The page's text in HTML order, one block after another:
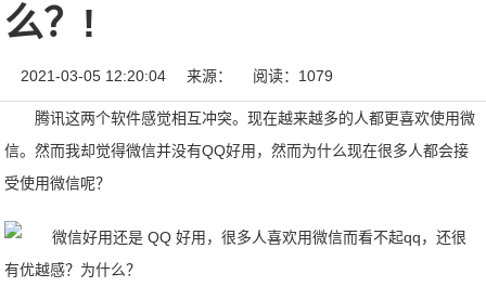
么？!
2021-03-05 12:20:04 来源： 阅读：1079
腾讯这两个软件感觉相互冲突。现在越来越多的人都更喜欢使用微
信。然而我却觉得微信并没有QQ好用，然而为什么现在很多人都会接
受使用微信呢？